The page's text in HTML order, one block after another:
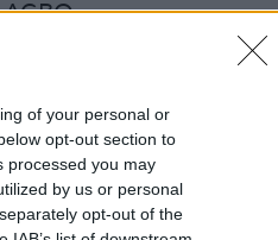
of your personal or
opt-out section to
processed you may
by us or personal
opt-out of the
Τζο